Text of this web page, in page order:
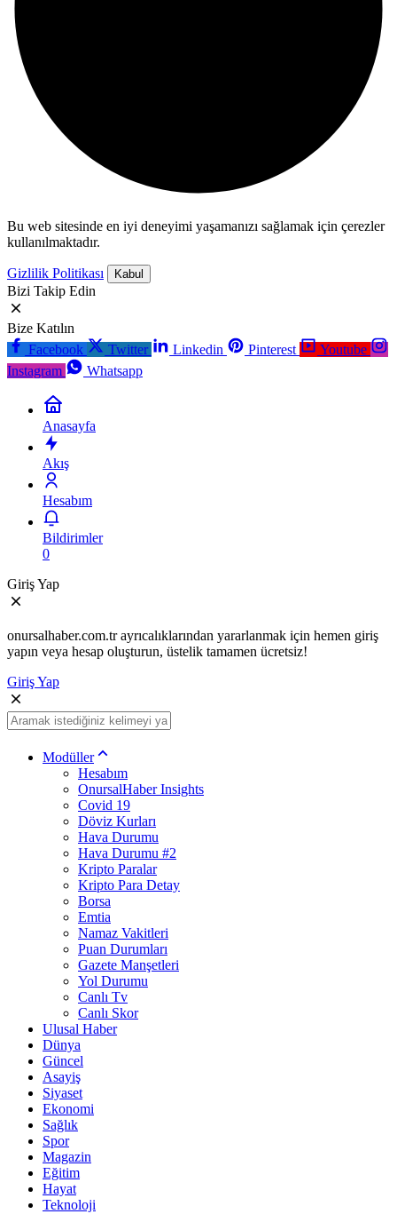
Bu web sitesinde en iyi deneyimi yaşamanızı sağlamak için çerezler
kullanılmaktadır.
Gizlilik Politikası Kabul
Bizi Takip Edin
Bize Katılın
Facebook
Twitter Linkedin Pinterest
Youtube
Instagram
Whatsapp
Anasayfa
Akış
Hesabım
Bildirimler
0
Giriş Yap
onursalhaber.com.tr ayrıcalıklarından yararlanmak için hemen giriş
yapın veya hesap oluşturun, üstelik tamamen ücretsiz!
Giriş Yap
Modüller
Hesabım
OnursalHaber Insights
Covid 19
Döviz Kurları
Hava Durumu
Hava Durumu #2
Kripto Paralar
Kripto Para Detay
Borsa
Emtia
Namaz Vakitleri
Puan Durumları
Gazete Manşetleri
Yol Durumu
Canlı Tv
Canlı Skor
Ulusal Haber
Dünya
Güncel
Asayiş
Siyaset
Ekonomi
Sağlık
Spor
Magazin
Eğitim
Hayat
Teknoloji